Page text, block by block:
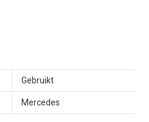
Gebruikt
Mercedes